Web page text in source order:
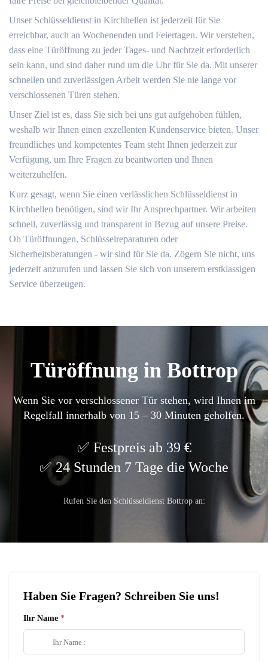
Unser Schlüsseldienst in Kirchhellen ist jederzeit für Sie
erreichbar, auch an Wochenenden und Feiertagen. Wir verstehen,
dass eine Türöffnung zu jeder Tages- und Nachtzeit erforderlich
sein kann, und sind daher rund um die Uhr für Sie da. Mit unserer
schnellen und zuverlässigen Arbeit werden Sie nie lange vor
verschlossenen Türen stehen.
Unser Ziel ist es, dass Sie sich bei uns gut aufgehoben fühlen,
weshalb wir Ihnen einen exzellenten Kundenservice bieten. Unser
freundliches und kompetentes Team steht Ihnen jederzeit zur
Verfügung, um Ihre Fragen zu beantworten und Ihnen
weiterzuhelfen.
Kurz gesagt, wenn Sie einen verlässlichen Schlüsseldienst in
Kirchhellen benötigen, sind wir Ihr Ansprechpartner. Wir arbeiten
schnell, zuverlässig und transparent in Bezug auf unsere Preise.
Ob Türöffnungen, Schlüsselreparaturen oder
Sicherheitsberatungen - wir sind für Sie da. Zögern Sie nicht, uns
jederzeit anzurufen und lassen Sie sich von unserem erstklassigen
Service überzeugen.
Türöffnung in Bottrop
Wenn Sie vor verschlossener Tür stehen, wird Ihnen im
Regelfall innerhalb von 15 – 30 Minuten geholfen.
Festpreis ab 39 €
24 Stunden 7 Tage die Woche
Rufen Sie den Schlüsseldienst Bottrop an:
Haben Sie Fragen? Schreiben Sie uns!
Ihr Name